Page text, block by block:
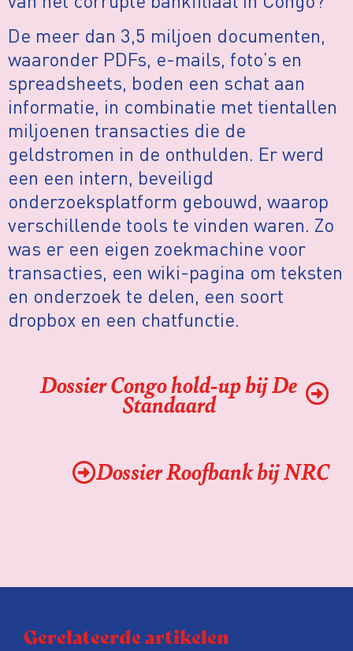
De meer dan 3,5 miljoen documenten,
waaronder PDFs, e-mails, foto’s en
spreadsheets, boden een schat aan
informatie, in combinatie met tientallen
miljoenen transacties die de
geldstromen in de onthulden. Er werd
een een intern, beveiligd
onderzoeksplatform gebouwd, waarop
verschillende tools te vinden waren. Zo
was er een eigen zoekmachine voor
transacties, een wiki-pagina om teksten
en onderzoek te delen, een soort
dropbox en een chatfunctie.
Dossier Congo hold-up bij De
Standaard
Dossier Roofbank bij NRC
Gerelateerde artikelen